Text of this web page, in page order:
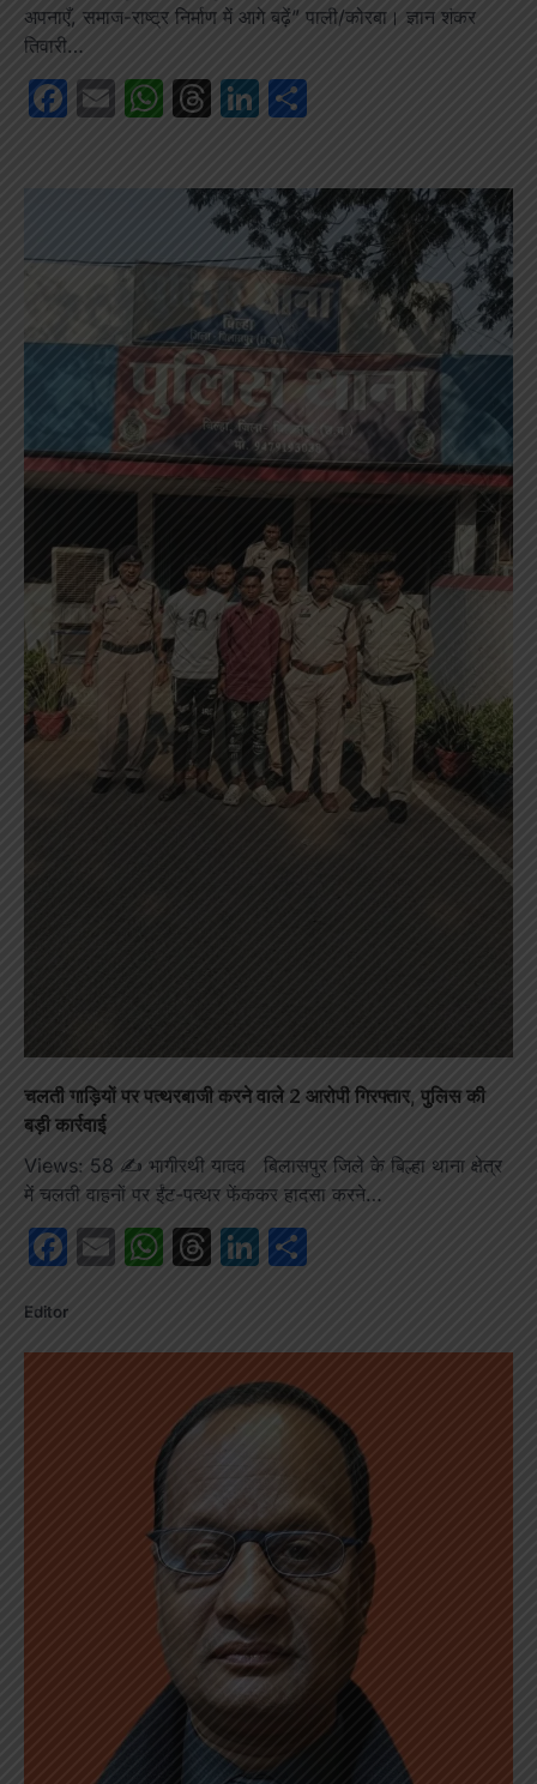
अपनाएँ, समाज-राष्ट्र निर्माण में आगे बढ़ें” पाली/कोरबा। ज्ञान शंकर
तिवारी…
Facebook
EmailWhatsApp
Threads
LinkedIn
चलती गाड़ियों पर पत्थरबाजी करने वाले 2 आरोपी गिरफ्तार, पुलिस की
बड़ी कार्रवाई
Views: 58 ✍️ भागीरथी यादव बिलासपुर जिले के बिल्हा थाना क्षेत्र
में चलती वाहनों पर ईंट-पत्थर फेंककर हादसा करने…
Facebook
EmailWhatsApp
Threads
LinkedIn
Editor